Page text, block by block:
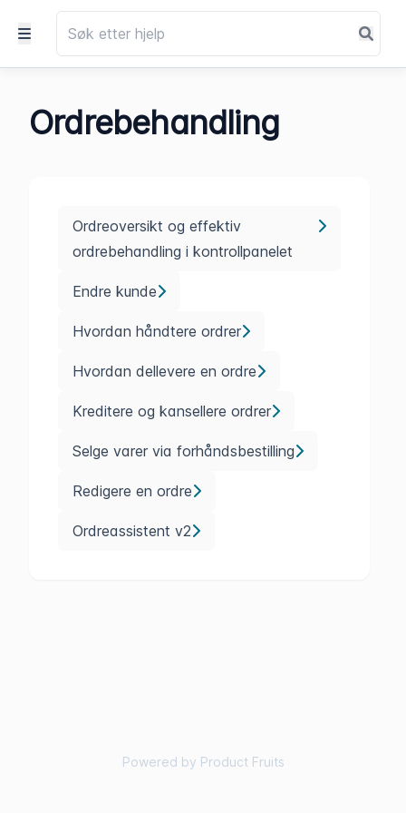
Ordrebehandling
Ordreoversikt og effektiv
ordrebehandling i kontrollpanelet
Endre kunde
Hvordan håndtere ordrer
Hvordan dellevere en ordre
Kreditere og kansellere ordrer
Selge varer via forhåndsbestilling
Redigere en ordre
Ordreassistent v2
Powered by Product Fruits